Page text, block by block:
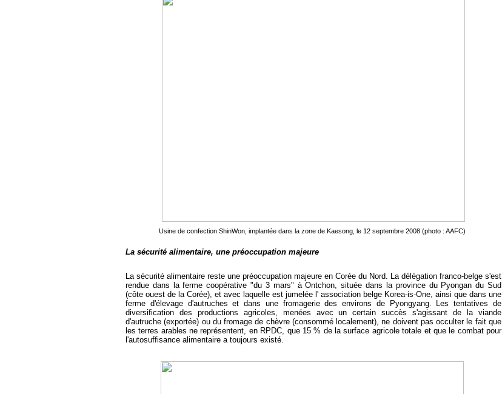
Usine de confection ShinWon, implantée dans la zone de Kaesong, le 12 septembre 2008 (photo : AAFC)
La sécurité alimentaire, une préoccupation majeure
La sécurité alimentaire reste une préoccupation majeure en Corée du Nord. La délégation franco-belge s'est
rendue dans la ferme coopérative "du 3 mars" à Ontchon, située dans la province du Pyongan du Sud
(côte ouest de la Corée), et avec laquelle est jumelée l' association belge Korea-is-One, ainsi que dans une
ferme d'élevage d'autruches et dans une fromagerie des environs de Pyongyang. Les tentatives de
diversification des productions agricoles, menées avec un certain succès s'agissant de la viande
d'autruche (exportée) ou du fromage de chèvre (consommé localement), ne doivent pas occulter le fait que
les terres arables ne représentent, en RPDC, que 15 % de la surface agricole totale et que le combat pour
l'autosuffisance alimentaire a toujours existé.